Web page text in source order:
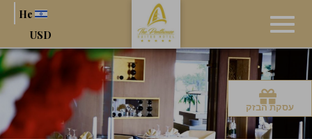
עסקת הבזק
USD